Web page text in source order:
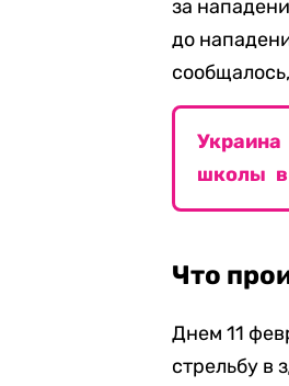
за
до
школы
Что
Днем 11
стрельбу в